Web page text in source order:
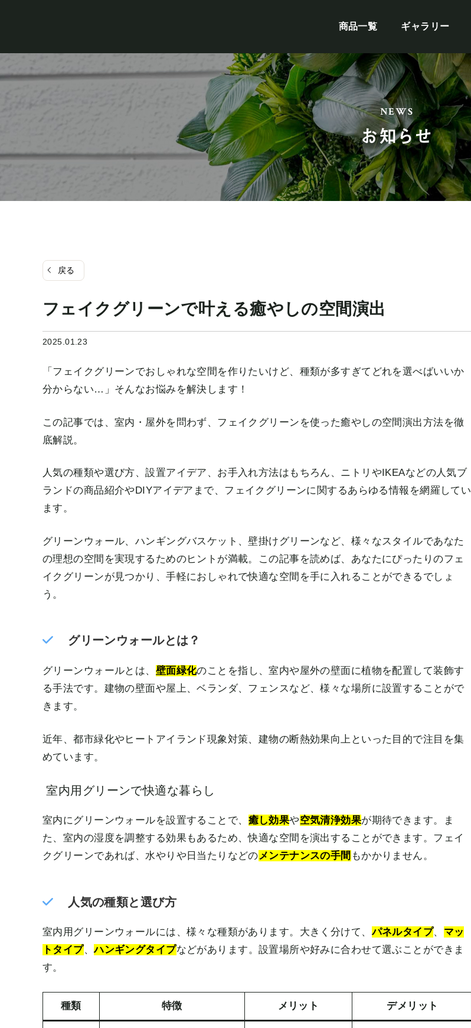
ツ
商品一覧 ギャラリー
NEWS
お知らせ
戻る
フェイクグリーンで叶える癒やしの空間演出
2025.01.23
「フェイクグリーンでおしゃれな空間を作りたいけど、種類が多すぎてどれを選べばいいか
分からない…」そんなお悩みを解決します！
この記事では、室内・屋外を問わず、フェイクグリーンを使った癒やしの空間演出方法を徹
底解説。
人気の種類や選び方、設置アイデア、お手入れ方法はもちろん、ニトリやIKEAなどの人気ブ
ランドの商品紹介やDIYアイデアまで、フェイクグリーンに関するあらゆる情報を網羅してい
ます。
グリーンウォール、ハンギングバスケット、壁掛けグリーンなど、様々なスタイルであなた
の理想の空間を実現するためのヒントが満載。この記事を読めば、あなたにぴったりのフェ
イクグリーンが見つかり、手軽におしゃれで快適な空間を手に入れることができるでしょ
う。
グリーンウォールとは？
グリーンウォールとは、 壁面緑化のことを指し、室内や屋外の壁面に植物を配置して装飾す
る手法です。建物の壁面や屋上、ベランダ、フェンスなど、様々な場所に設置することがで
きます。
近年、都市緑化やヒートアイランド現象対策、建物の断熱効果向上といった目的で注目を集
めています。
室内用グリーンで快適な暮らし
室内にグリーンウォールを設置することで、 癒し効果や空気清浄効果が期待できます。ま
た、室内の湿度を調整する効果もあるため、快適な空間を演出することができます。フェイ
クグリーンであれば、水やりや日当たりなどのメンテナンスの手間 もかかりません。
人気の種類と選び方
室内用グリーンウォールには、様々な種類があります。大きく分けて、パネルタイプ、 マッ
トタイプ、ハンギングタイプなどがあります。設置場所や好みに合わせて選ぶことができま
す。
種類 特徴 メリット デメリット